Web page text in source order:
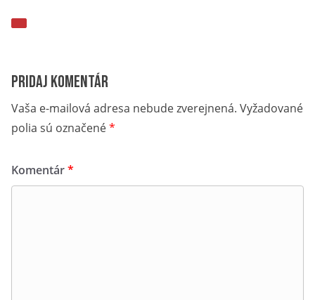
Pridaj komentár
Vaša e-mailová adresa nebude zverejnená. Vyžadované
polia sú označené*
Komentár*